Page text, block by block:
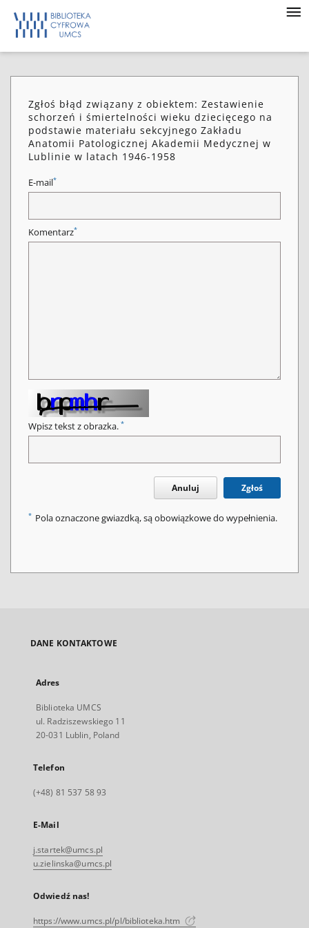
Zgłoś błąd związany z obiektem: Zestawienie
schorzeń i śmiertelności wieku dziecięcego na
podstawie materiału sekcyjnego Zakładu
Anatomii Patologicznej Akademii Medycznej w
Lublinie w latach 1946-1958
E-mail*
Komentarz*
Wpisz tekst z obrazka. *
Anuluj Zgłoś
* Pola oznaczone gwiazdką, są obowiązkowe do wypełnienia.
DANE KONTAKTOWE
Adres
Biblioteka UMCS
ul. Radziszewskiego 11
20-031 Lublin, Poland
Telefon
(+48) 81 537 58 93
E-Mail
j.startek@umcs.pl
u.zielinska@umcs.pl
Odwiedź nas!
https://www.umcs.pl/pl/biblioteka.htm